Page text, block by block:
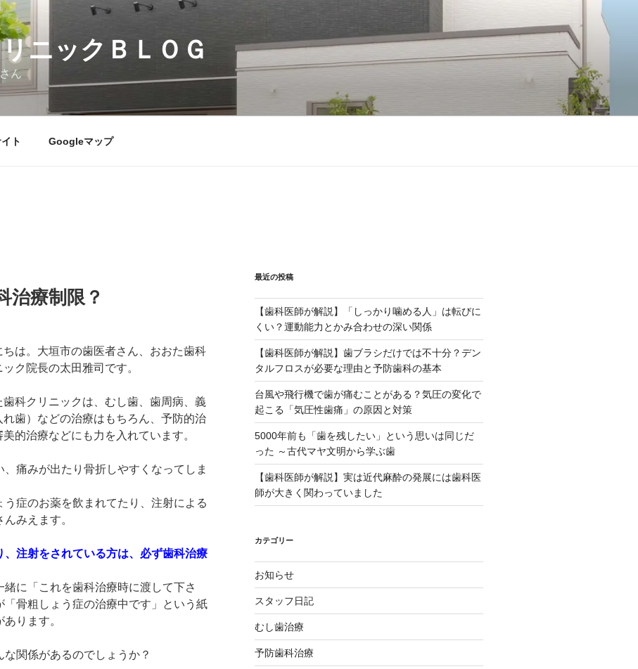
ニックＢＬＯＧ
ん
ト Googleマップ
治療制限？
ちは。大垣市の歯医者さん、おおた歯科
ック院長の太田雅司です。
歯科クリニックは、むし歯、歯周病、義
れ歯）などの治療はもちろん、予防的治
美的治療などにも力を入れています。
痛みが出たり骨折しやすくなってしま
症のお薬を飲まれてたり、注射による
みえます。
注射をされている方は、必ず歯科治療
に「これを歯科治療時に渡して下さ
骨粗しょう症の治療中です」という紙
ります。
関係があるのでしょうか？
最近の投稿
【歯科医師が解説】「しっかり噛める人」は転びに
くい？運動能力とかみ合わせの深い関係
【歯科医師が解説】歯ブラシだけでは不十分？デン
タルフロスが必要な理由と予防歯科の基本
台風や飛行機で歯が痛むことがある？気圧の変化で
起こる「気圧性歯痛」の原因と対策
5000年前も「歯を残したい」という思いは同じだ
った ～古代マヤ文明から学ぶ歯
【歯科医師が解説】実は近代麻酔の発展には歯科医
師が大きく関わっていました
カテゴリー
お知らせ
スタッフ日記
むし歯治療
予防歯科治療